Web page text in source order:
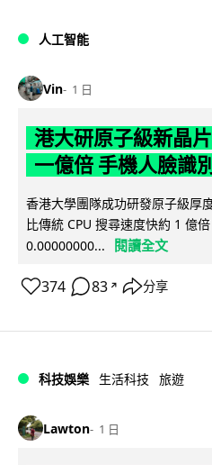
人工智能
Vin 1 日
港大研原子級新晶
一億倍 手機人臉識
香港大學團隊成功研發原子級厚
比傳統 CPU 搜尋速度快約 1 億
0.00000000...
閱讀全文
374 83 ↗ 分享
科技娛樂 生活科技 旅遊
Lawton 1 日